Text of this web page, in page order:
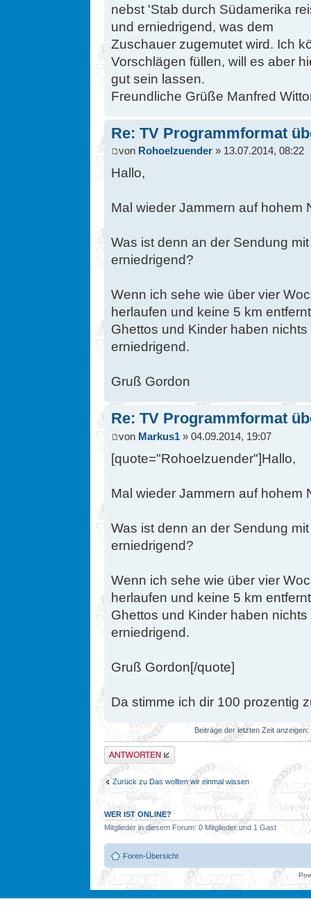
nebst 'Stab durch Südamerika
und erniedrigend, was dem
Zuschauer zugemutet wird. Ich
Vorschlägen füllen, will es aber
gut sein lassen.
Freundliche Grüße Manfred
Re: TV Programmformat
von Rohoelzuender » 13.07.2014, 08:22
Hallo,
Mal wieder Jammern auf hohem
Was ist denn an der Sendung
erniedrigend?
Wenn ich sehe wie über vier
herlaufen und keine 5 km
Ghettos und Kinder haben
erniedrigend.
Gruß Gordon
Re: TV Programmformat
von Markus1 » 04.09.2014, 19:07
[quote="Rohoelzuender"]Hallo,
Mal wieder Jammern auf hohem
Was ist denn an der Sendung
erniedrigend?
Wenn ich sehe wie über vier
herlaufen und keine 5 km
Ghettos und Kinder haben
erniedrigend.
Gruß Gordon[/quote]
Da stimme ich dir 100 prozentig
Beiträge der letzten Zeit anzeigen:
Antwort erstellen
Zurück zu Das wollten wir einmal wissen
WER IST ONLINE?
Mitglieder in diesem Forum: 0 Mitglieder und 1 Gast
Foren-Übersicht